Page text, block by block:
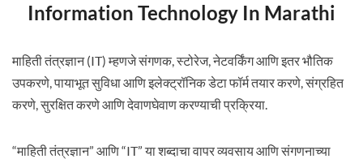
Information Technology In Marathi
माहिती तंत्रज्ञान (IT) म्हणजे संगणक, स्टोरेज, नेटवर्किंग आणि इतर भौतिक
उपकरणे, पायाभूत सुविधा आणि इलेक्ट्रॉनिक डेटा फॉर्म तयार करणे, संग्रहित
करणे, सुरक्षित करणे आणि देवाणघेवाण करण्याची प्रक्रिया.
“माहिती तंत्रज्ञान” आणि “IT” या शब्दाचा वापर व्यवसाय आणि संगणनाच्या